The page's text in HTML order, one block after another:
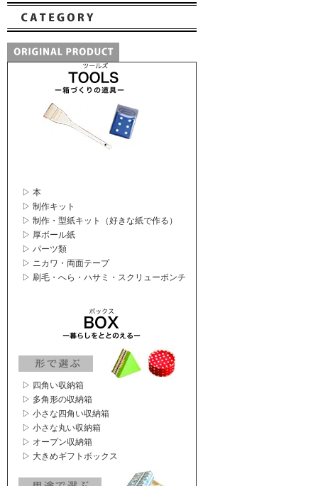
▷ 本
▷ 制作キット
▷ 制作・型紙キット（好きな紙で作る）
▷ 厚ボール紙
▷ パーツ類
▷ ニカワ・両面テープ
▷ 刷毛・へら・ハサミ・スクリューポンチ
▷ 四角い収納箱
▷ 多角形の収納箱
▷ 小さな四角い収納箱
▷ 小さな丸い収納箱
▷ オープン収納箱
▷ 大きめギフトボックス